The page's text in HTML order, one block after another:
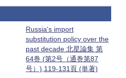
Russia's import
substitution policy over the
past decade 北星論集 第
64巻 (第2号（通巻第87
号）),119-131頁 (単著)